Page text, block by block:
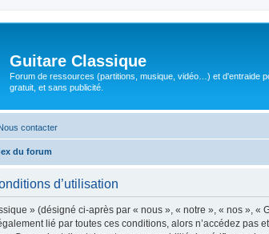
Guitare Classique
Forum de ressources (partitions, musique, vidéo…) et d'entraide
gratuit, et sans publicité.
contacter
du forum
d’utilisation
» (désigné ci-après par « nous », « notre », « nos »,
lié par toutes ces conditions, alors n’accédez